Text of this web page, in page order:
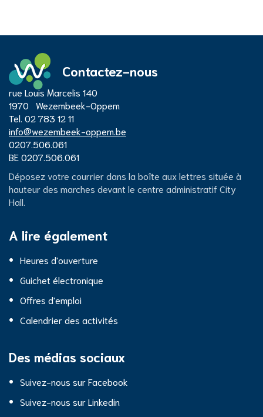
Contactez-nous
Centre
administratif
City
Hall
Adresse
rue Louis Marcelis 140
1970
Wezembeek-Oppem
Tél. 02 783 12 11
E-
mail
info@wezembeek-oppem.be
Numéro
d'entreprise
0207.506.061
Numéro
TVA
BE 0207.506.061
Déposez votre courrier dans la boîte aux lettres située à
hauteur des marches devant le centre administratif City
Hall.
A lire également
Heures d'ouverture
Guichet électronique
Offres d'emploi
Calendrier des activités
Des médias sociaux
Suivez-nous sur Facebook
Suivez-nous sur Linkedin